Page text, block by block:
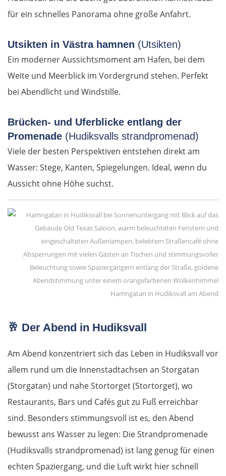
für ein schnelles Panorama ohne große Anfahrt.
Utsikten in Västra hamnen (Utsikten)
Ein moderner Aussichtsmoment am Hafen, bei dem
Weite und Meerblick im Vordergrund stehen. Perfekt
bei Abendlicht und Windstille.
Brücken- und Uferblicke entlang der
Promenade (Hudiksvalls strandpromenad)
Viele der besten Perspektiven entstehen direkt am
Wasser: Stege, Kanten, Spiegelungen. Ideal, wenn du
Aussicht ohne Höhe suchst.
Hamngatan in Hudiksvall am Abend
🥂 Der Abend in Hudiksvall
Am Abend konzentriert sich das Leben in Hudiksvall vor
allem rund um die Innenstadtachsen an Storgatan
(Storgatan) und nahe Stortorget (Stortorget), wo
Restaurants, Bars und Cafés gut zu Fuß erreichbar
sind. Besonders stimmungsvoll ist es, den Abend
bewusst ans Wasser zu legen: Die Strandpromenade
(Hudiksvalls strandpromenad) ist lang genug für einen
echten Spaziergang, und die Luft wirkt hier schnell
Molina de Aragón
Daroca
Saragossa
Logroño
Vitoria-Gasteiz
Bilbao
Biarritz
Royan
La Roche-sur-Yon
Nantes